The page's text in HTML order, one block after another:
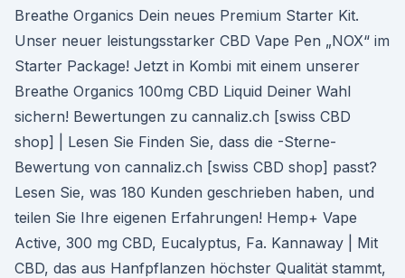
Breathe Organics Dein neues Premium Starter Kit.
Unser neuer leistungsstarker CBD Vape Pen „NOX“ im
Starter Package! Jetzt in Kombi mit einem unserer
Breathe Organics 100mg CBD Liquid Deiner Wahl
sichern! Bewertungen zu cannaliz.ch [swiss CBD
shop] | Lesen Sie Finden Sie, dass die -Sterne-
Bewertung von cannaliz.ch [swiss CBD shop] passt?
Lesen Sie, was 180 Kunden geschrieben haben, und
teilen Sie Ihre eigenen Erfahrungen! Hemp+ Vape
Active, 300 mg CBD, Eucalyptus, Fa. Kannaway | Mit
CBD, das aus Hanfpflanzen höchster Qualität stammt,